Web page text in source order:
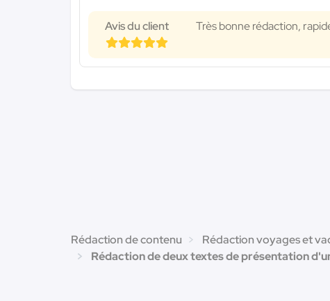
Avis du client Très bonne rédaction,
Rédaction de contenu
Rédaction voyages et
Rédaction de deux textes de présentation